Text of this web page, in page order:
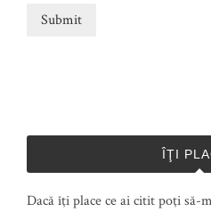
ÎŢI
Dacă îţi place ce ai citit poţi